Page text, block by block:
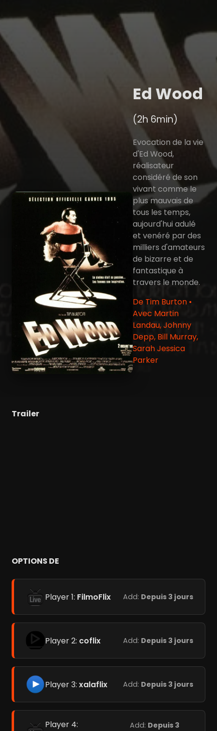
Ed Wood
(2h 6min)
Evocation de la vie
d'Ed Wood,
réalisateur
considéré de son
vivant comme le
plus mauvais de
tous les temps,
aujourd'hui adulé
et venéré par des
milliers d'amateurs
de bizarre et de
fantastique à
travers le monde.
De Tim Burton •
Avec Martin
Landau, Johnny
Depp, Bill Murray,
Sarah Jessica
Parker
Trailer
OPTIONS DE
Player 1: FilmoFlix Add: Depuis 3 jours
Player 2: coflix Add: Depuis 3 jours
Player 3: xalaflix Add: Depuis 3 jours
Player 4:
Add: Depuis 3